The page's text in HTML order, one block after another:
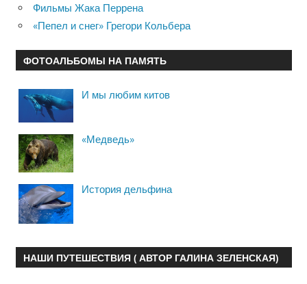
Фильмы Жака Перрена
«Пепел и снег» Грегори Кольбера
ФОТОАЛЬБОМЫ НА ПАМЯТЬ
И мы любим китов
«Медведь»
История дельфина
НАШИ ПУТЕШЕСТВИЯ ( АВТОР ГАЛИНА ЗЕЛЕНСКАЯ)